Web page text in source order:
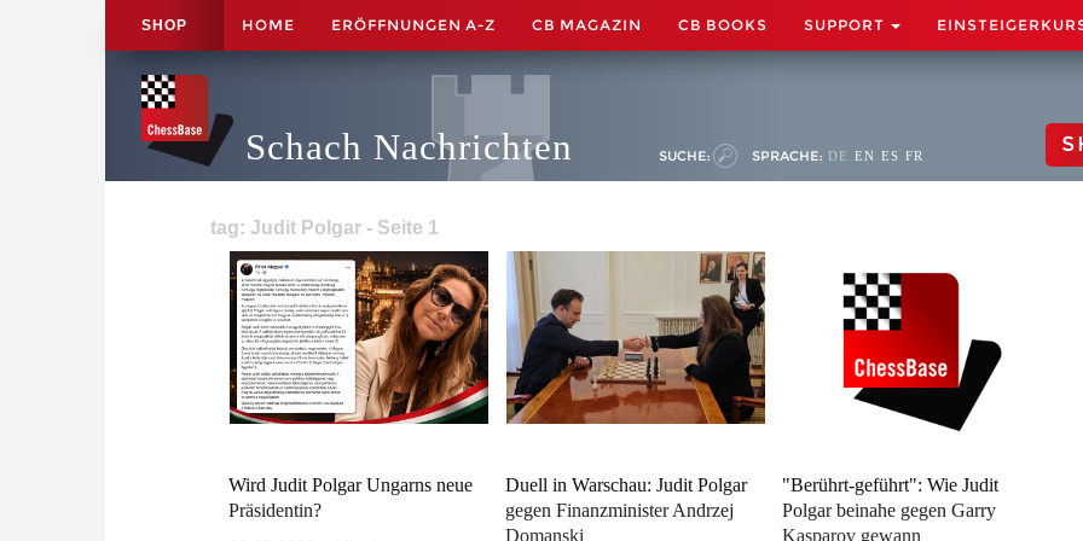
SHOP HOME ERÖFFNUNGEN A-Z CB MAGAZIN CB BOOKS SUPPORT
Schach Nachrichten SUCHE: SPRACHE: DE EN ES FR
tag: Judit Polgar - Seite 1
Wird Judit Polgar Ungarns neue
Präsidentin?
Duell in Warschau: Judit Polgar
gegen Finanzminister Andrzej
Domanski
"Berührt-geführt": Wie Judit
Polgar beinahe gegen Garry
Kasparov gewann